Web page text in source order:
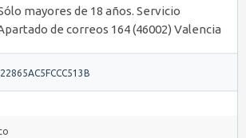
mayores de 18 años. Servicio
de correos 164 (46002) Valencia
22865AC5FCCC513B